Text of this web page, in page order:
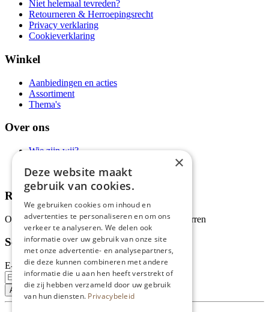
Niet helemaal tevreden?
Retourneren & Herroepingsrecht
Privacy verklaring
Cookieverklaring
Winkel
Aanbiedingen en acties
Assortiment
Thema's
Over ons
Wie zijn wij?
Tips
Recensies
Onze klanten waarderen ons met 4.9 van de 5 sterren
Schrijf je in voor onze nieuwsbrief
E-mailadres
×
Deze website maakt
gebruik van cookies.
We gebruiken cookies om inhoud en
advertenties te personaliseren en om ons
verkeer te analyseren. We delen ook
informatie over uw gebruik van onze site
met onze advertentie- en analysepartners,
die deze kunnen combineren met andere
informatie die u aan hen heeft verstrekt of
die zij hebben verzameld door uw gebruik
van hun diensten. Privacybeleid